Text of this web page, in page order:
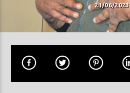
Σύνδεση με RealFm
21/06/2023